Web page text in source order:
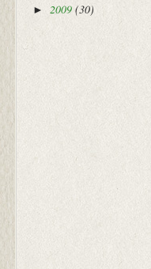
► 2009 (30)